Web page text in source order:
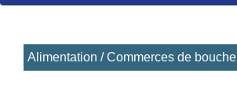
Alimentation / Commerces de bouche